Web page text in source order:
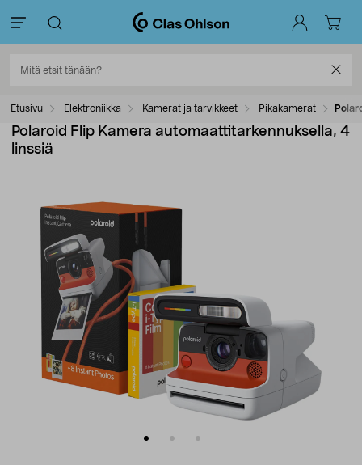
Etusivu Elektroniikka Kamerat ja tarvikkeet Pikakamerat
Polaroid Flip Kamera automaattitarkennuksella, 4
linssiä